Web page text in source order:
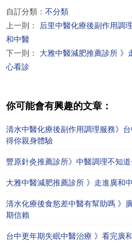
自訂分類： 不分類
上一則： 后里中醫化療後副作用調
和中醫
下一則： 大雅中醫減肥推薦診所 》
心看診
你可能會有興趣的文章：
清水中醫化療後副作用調理服務》
得你親身體驗
豐原針灸推薦診所》中醫調理不知
大雅中醫減肥推薦診所 》走進廣和
清水化療後食慾差中醫有幫助嗎 》
期信賴
台中更年期失眠中醫治療 》看完廣